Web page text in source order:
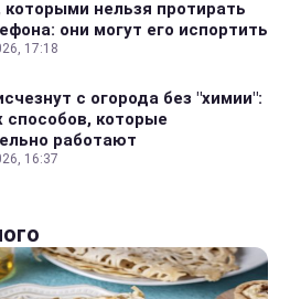
нельзя протирать
они могут его испортить
17:18
с огорода без "химии":
способов, которые
работают
16:37